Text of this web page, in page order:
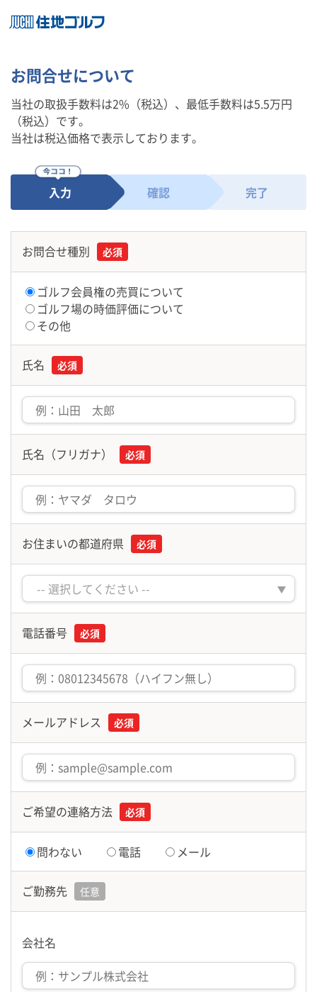
お問合せについて
当社の取扱手数料は2%（税込）、最低手数料は5.5万円
（税込）です。
当社は税込価格で表示しております。
入力 確認 完了
お問合せ種別 必須
ゴルフ会員権の売買について
ゴルフ場の時価評価について
その他
氏名 必須
氏名（フリガナ） 必須
お住まいの都道府県 必須
電話番号 必須
メールアドレス 必須
ご希望の連絡方法 必須
問わない 電話 メール
ご勤務先 任意
会社名